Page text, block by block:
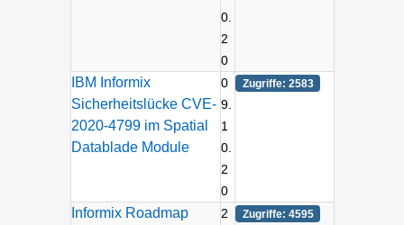
0.
2
0
IBM Informix
Sicherheitslücke CVE-
2020-4799 im Spatial
Datablade Module
0
9.
1
0.
2
0
Zugriffe: 2583
Informix Roadmap
2
Zugriffe: 4595